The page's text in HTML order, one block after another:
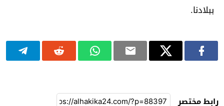
ببلادنا.
رابط مختصر